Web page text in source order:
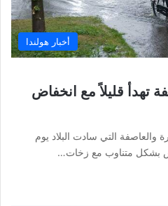
أخبار هولندا
تهدأ قليلاً مع انخفاض
والعاصفة التي سادت البلاد يوم
بشكل متناوب مع زخات…